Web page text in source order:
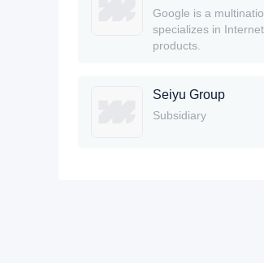
Google is a
specializes in
products.
Seiyu Group
Subsidiary